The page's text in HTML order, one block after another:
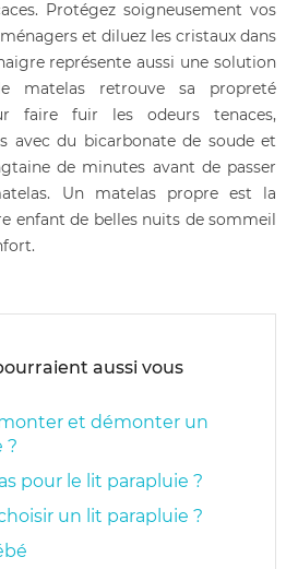
Protégez soigneusement vos
et diluez les cristaux dans
représente aussi une solution
matelas retrouve sa propreté
faire fuir les odeurs tenaces,
avec du bicarbonate de soude et
de minutes avant de passer
Un matelas propre est la
enfant de belles nuits de sommeil
aussi vous
et démonter un
?
pour le lit parapluie ?
un lit parapluie ?